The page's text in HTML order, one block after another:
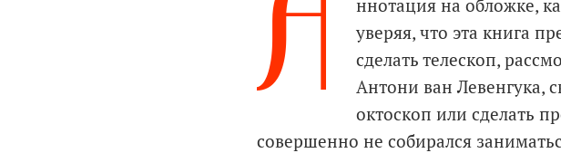
ннотация на обложке,
уверяя, что эта книга
сделать телескоп,
Антони ван Левенгука,
октоскоп или сделать
совершенно не собирался